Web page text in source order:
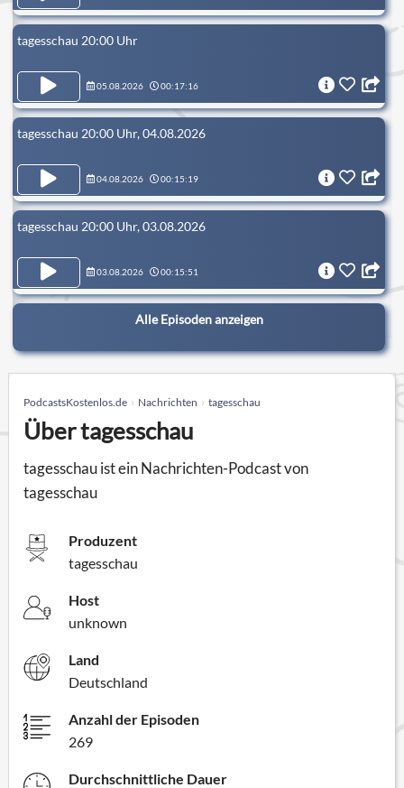
tagesschau 20:00 Uhr
05.08.2026 00:17:16
tagesschau 20:00 Uhr, 04.08.2026
04.08.2026 00:15:19
tagesschau 20:00 Uhr, 03.08.2026
03.08.2026 00:15:51
Alle Episoden anzeigen
PodcastsKostenlos.de Nachrichten tagesschau
Über tagesschau
tagesschau ist ein Nachrichten-Podcast von
tagesschau
Produzent
tagesschau
Host
unknown
Land
Deutschland
Anzahl der Episoden
269
Durchschnittliche Dauer